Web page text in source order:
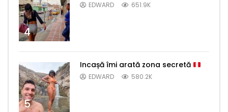
4
EDWARD 651.9K
5
Incașă îmi arată zona secretă
EDWARD 580.2K